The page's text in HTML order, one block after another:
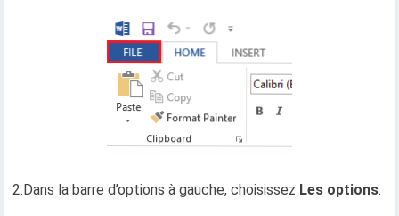
2.Dans la barre d’options à gauche, choisissez Les options.